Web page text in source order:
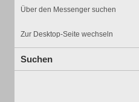
Über den Messenger suchen
Zur Desktop-Seite wechseln
Suchen